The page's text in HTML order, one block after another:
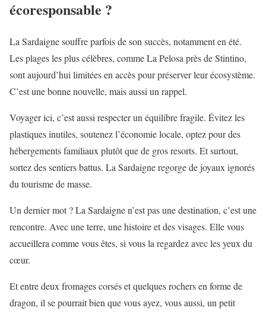
écoresponsable ?
La Sardaigne souffre parfois de son succès, notamment en été.
Les plages les plus célèbres, comme La Pelosa près de Stintino,
sont aujourd’hui limitées en accès pour préserver leur écosystème.
C’est une bonne nouvelle, mais aussi un rappel.
Voyager ici, c’est aussi respecter un équilibre fragile. Évitez les
plastiques inutiles, soutenez l’économie locale, optez pour des
hébergements familiaux plutôt que de gros resorts. Et surtout,
sortez des sentiers battus. La Sardaigne regorge de joyaux ignorés
du tourisme de masse.
Un dernier mot ? La Sardaigne n’est pas une destination, c’est une
rencontre. Avec une terre, une histoire et des visages. Elle vous
accueillera comme vous êtes, si vous la regardez avec les yeux du
cœur.
Et entre deux fromages corsés et quelques rochers en forme de
dragon, il se pourrait bien que vous ayez, vous aussi, un petit